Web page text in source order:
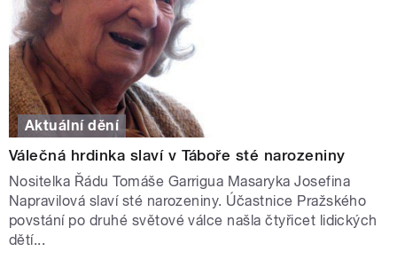
Aktuální dění
Válečná hrdinka slaví v Táboře sté narozeniny
Nositelka Řádu Tomáše Garrigua Masaryka Josefina
Napravilová slaví sté narozeniny. Účastnice Pražského
povstání po druhé světové válce našla čtyřicet lidických
dětí...